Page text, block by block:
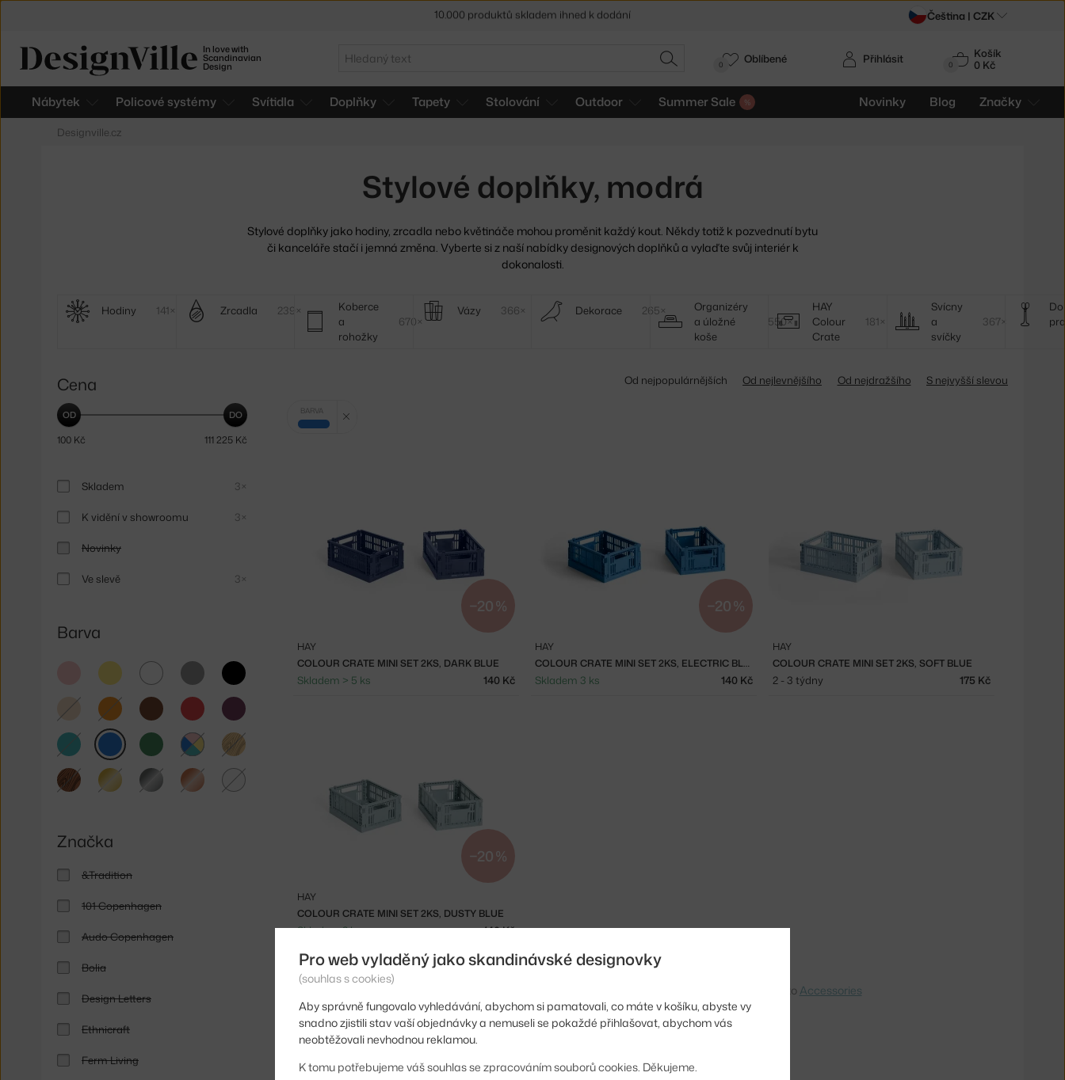
In love with
Scandinavian
Design
Hledat
HLEDAT 0
Košík
0 Kč
Nábytek Policové systémy Svítidla Doplňky Tapety Stolování Outdoor Summer Sale Novinky Blog Značky
Přihlásit
0 Oblíbené
Designville.cz
Stylové doplňky, modrá
Stylové doplňky jako hodiny, zrcadla nebo květináče mohou proměnit každý kout. Někdy totiž k pozvednutí bytu
či kanceláře stačí i jemná změna. Vyberte si z naší nabídky designových doplňků a vylaďte svůj interiér k
dokonalosti.
Další
kategorie
Hodiny 141× Zrcadla 239×
Koberce
a
rohožky
670×
Vázy 366× Dekorace 265×
Organizéry
a úložné
koše
550×
HAY
Colour
Crate
181×
Svícny
a
svíčky
367×
Do
Cena
100 Kč 111 225 Kč
Skladem 3×
K vidění v showroomu 3×
Novinky
Ve slevě 3×
Barva
žlutá bílá šedá černá
béžová oranžováhnědá červená fialová
tyrkysovámodrá
zelená
světlé
dřevo
tmavé
dřevo
zlatá stříbrná měděná čirá
Značka
&Tradition
101 Copenhagen
Audo Copenhagen
Bolia
Design Letters
Ethnicraft
Ferm Living
Od nejpopulárnějších Od nejlevnějšího Od nejdražšího S nejvyšší slevou
Vybrané
filtry:
BARVA
modrá
−20 %
COLOUR CRATE MINI SET 2KS, DARK BLUE
HAY
Skladem > 5 ks 140 Kč
−20 %
COLOUR CRATE MINI SET 2KS, ELECTRIC BLUE
HAY
Skladem 3 ks 140 Kč
COLOUR CRATE MINI SET 2KS, SOFT BLUE
HAY
2 - 3 týdny 175 Kč
−20 %
COLOUR CRATE MINI SET 2KS, DUSTY BLUE
HAY
Skladem 2 ks 140 Kč
Shopping from the EU? Switch to Accessories
Sleva 5 % pro odběratelenewsletteru Čeština | CZK
Pro web vyladěný jako skandinávské designovky
(souhlas s cookies)
Aby správně fungovalo vyhledávání, abychom si pamatovali, co máte v košíku, abyste vy
snadno zjistili stav vaší objednávky a nemuseli se pokaždé přihlašovat, abychom vás
neobtěžovali nevhodnou reklamou.
K tomu potřebujeme váš souhlas se zpracováním souborů cookies. Děkujeme.